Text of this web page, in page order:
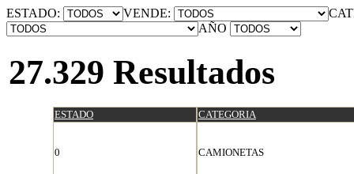
ESTADO: VENDE:
AÑO
27.329 Resultados
ESTADO CATEGORIA
0 CAMIONETAS